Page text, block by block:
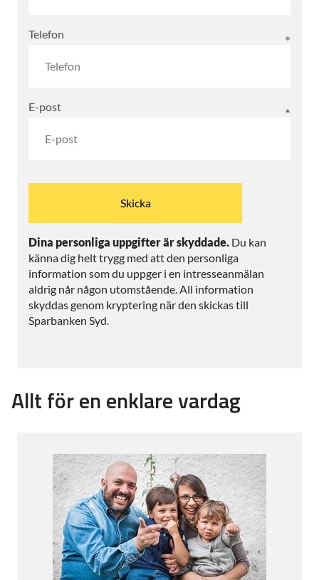
Telefon
E-post
Dina personliga uppgifter är skyddade. Du kan
känna dig helt trygg med att den personliga
information som du uppger i en intresseanmälan
aldrig når någon utomstående. All information
skyddas genom kryptering när den skickas till
Sparbanken Syd.
Allt för en enklare vardag